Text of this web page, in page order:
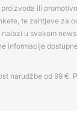
ili
te zahtjeve za
u svakom
informacije
narudžbe od 99 €.